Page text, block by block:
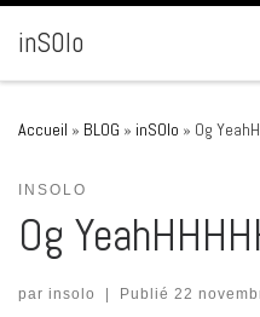
Passer au contenu
inSOlo
Accueil » BLOG » inSOlo » Og
INSOLO
Og
par insolo | Publié 22